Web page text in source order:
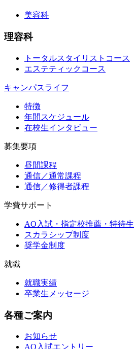
美容科
理容科
トータルスタイリストコース
エステティックコース
キャンパスライフ
特徴
年間スケジュール
在校生インタビュー
募集要項
昼間課程
通信／通常課程
通信／修得者課程
学費サポート
AO入試・指定校推薦・特待生
スカラシップ制度
奨学金制度
就職
就職実績
卒業生メッセージ
各種ご案内
お知らせ
AO入試エントリー